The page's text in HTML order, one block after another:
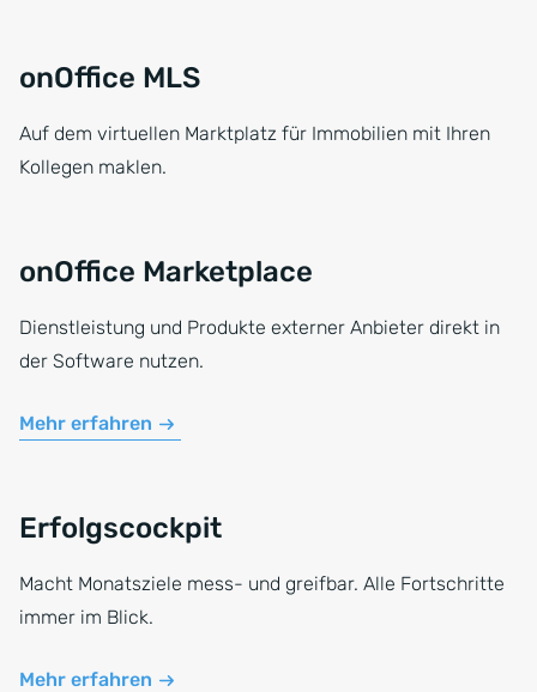
onOffice MLS
Auf dem virtuellen Marktplatz für Immobilien mit Ihren
Kollegen maklen.
onOffice Marketplace
Dienstleistung und Produkte externer Anbieter direkt in
der Software nutzen.
Mehr erfahren
Erfolgscockpit
Macht Monatsziele mess- und greifbar. Alle Fortschritte
immer im Blick.
Mehr erfahren